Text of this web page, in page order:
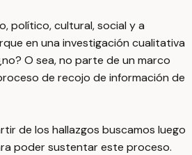
político, cultural, social y a
en una investigación cualitativa
O sea, no parte de un marco
de recojo de información de
de los hallazgos buscamos luego
poder sustentar este proceso.